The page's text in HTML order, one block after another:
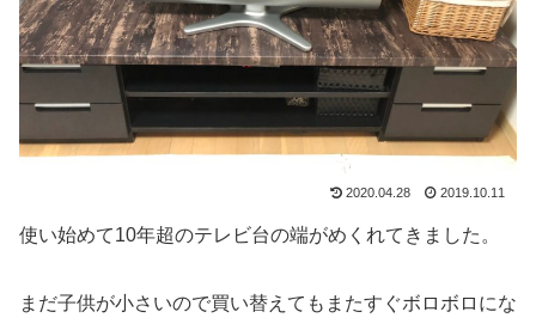
2020.04.28 2019.10.11
使い始めて10年超のテレビ台の端がめくれてきました。
まだ子供が小さいので買い替えてもまたすぐボロボロにな